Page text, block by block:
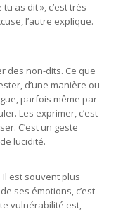
as dit », c’est très
l’autre explique.
des non-dits. Ce que
d’une manière ou
parfois même par
Les exprimer, c’est
C’est un geste
lucidité.
est souvent plus
ses émotions, c’est
vulnérabilité est,